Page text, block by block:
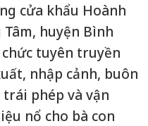
cửa khẩu Hoành
huyện Bình
tuyên truyền
nhập cảnh, buôn
trái phép và vận
nổ cho bà con